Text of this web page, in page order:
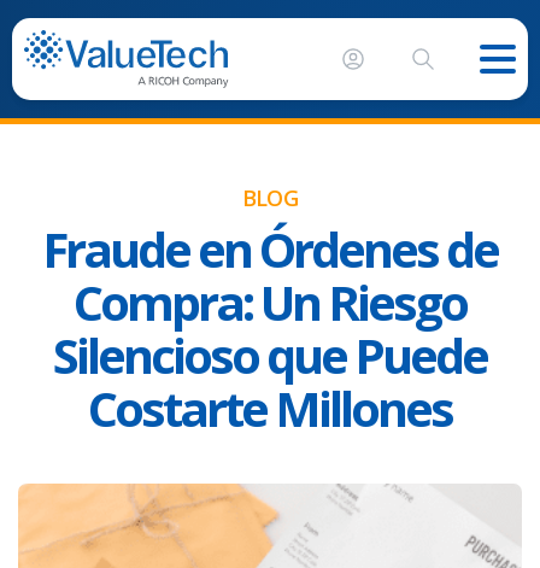
BLOG
Fraude en Órdenes de
Compra: Un Riesgo
Silencioso que Puede
Costarte Millones